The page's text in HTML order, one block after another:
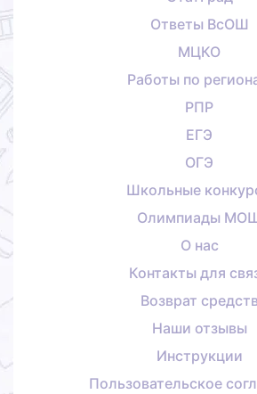
Ответы ВсОШ
МЦКО
Работы по
РПР
ЕГЭ
ОГЭ
Школьные
Олимпиады
О нас
Контакты для
Возврат
Наши отзывы
Инструкции
Пользовательское